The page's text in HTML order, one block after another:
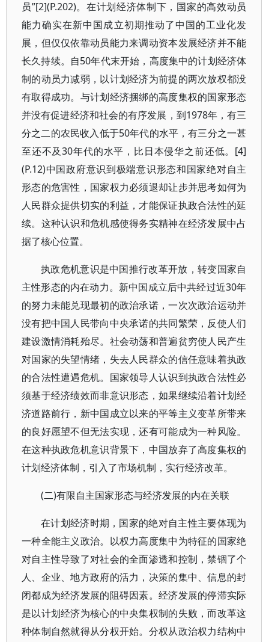
员”[2](P.202)。在计划经济体制下，国家的高效动员
能力确实在新中国成立初期推动了中国的工业化发
展，但仅仅依靠动员能力来调动资本发展经济并不能
长久持续。自50年代末开始，高度集中的计划经济体
制的动员力减弱，以计划经济为前提的两次放权都没
有取得成功。与计划经济捆绑的高度集权的国家形态
并没有促进经济和社会的有序发展，到1978年，有三
分之二的农民收入低于50年代的水平，有三分之一甚
至还不及30年代的水平，比日本侵华之前还低。[4]
(P.12)中国政府意识到极端意识形态和国家绝对自主
形态的危害性，国家权力必须退却让步并思考如何为
人民群众提供切实的利益，才能保证执政合法性的延
续。这种认识和危机感使得务实精神在经济发展中占
据了核心位置。
执政危机意识是中国推行改革开放，转变国家自
主性形态的内在动力。新中国成立后中共经过近30年
的努力未能兑现最初的政治承诺，一次次政治运动并
没有把中国人民带向中央承诺的共同繁荣，反使人们
建设激情消耗殆尽。社会动荡和普遍贫穷使人民产生
对国家的失望情绪，失去人民群众的信任意味着执政
的合法性遭遇危机。国家领导人认识到执政合法性必
须基于经济绩效而非意识形态，如果继续沿着计划经
济道路前行，新中国成立以来的平等主义变革所带来
的良好愿望不但无法实现，还有可能成为一种风险。
在这种执政危机意识背景下，中国放弃了高度集权的
计划经济体制，引入了市场机制，实行经济改革。
(二)有限自主国家形态与经济发展的内在关联
在计划经济时期，国家的绝对自主性主要体现为
一种全能主义政治。以权力高度集中为特征的国家绝
对自主性导致了对社会的全面渗透和控制，禁锢了个
人、企业、地方政府的活力，决策的集中、信息的封
闭都成为经济发展的阻碍因素。经济发展的停滞实际
是以计划经济为核心的中央集权制的失败，而改革这
种体制自然就得从分权开始。分权从政治权力结构中